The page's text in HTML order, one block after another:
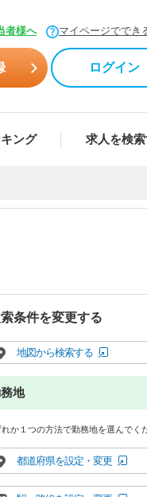
者様へ マイページででき
ログイン
ング 求人を検
条件を変更する
地図から検索する
地
れか１つの方法で勤務地を選んでく
都道府県を設定・変更